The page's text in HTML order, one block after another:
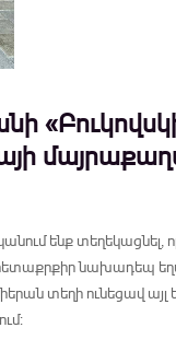
ենք տեղեկացնել,
նախադեպ
տեղի ունեցավ այլ